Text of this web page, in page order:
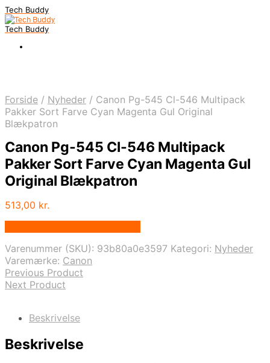
Tech Buddy
Tech Buddy
Forside / Nyheder / Canon Pg-545 Cl-546 Multipack
Pakker Sort Farve Cyan Magenta Gul Original
Blækpatron
Canon Pg-545 Cl-546 Multipack
Pakker Sort Farve Cyan Magenta Gul
Original Blækpatron
513,00 kr.
Varenummer (SKU): 93b80a0e3597 Kategori: Nyheder
Varemærke: Canon
Previous Product
Next Product
Beskrivelse
Beskrivelse